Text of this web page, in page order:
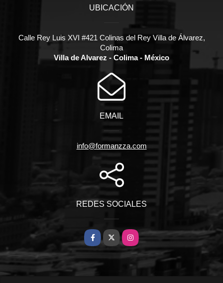
UBICACIÓN
Calle Rey Luis XVI #421 Colinas del Rey Villa de Álvarez,
Colima
Villa de Alvarez - Colima - México
EMAIL
info@formanzza.com
REDES SOCIALES
Facebook
X Instagram